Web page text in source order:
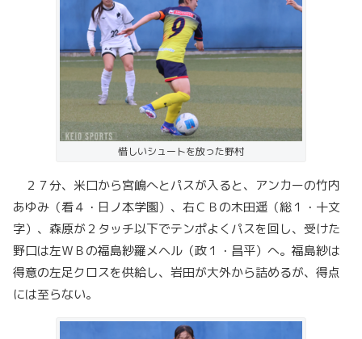
惜しいシュートを放った野村
２７分、米口から宮嶋へとパスが入ると、アンカーの竹内
あゆみ（看４・日ノ本学園）、右ＣＢの木田遥（総１・十文
字）、森原が２タッチ以下でテンポよくパスを回し、受けた
野口は左ＷＢの福島紗羅メヘル（政１・昌平）へ。福島紗は
得意の左足クロスを供給し、岩田が大外から詰めるが、得点
には至らない。